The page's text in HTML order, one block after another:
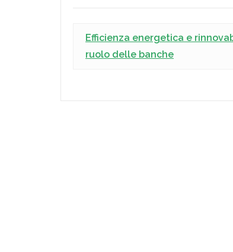
Efficienza energetica e
ruolo delle banche